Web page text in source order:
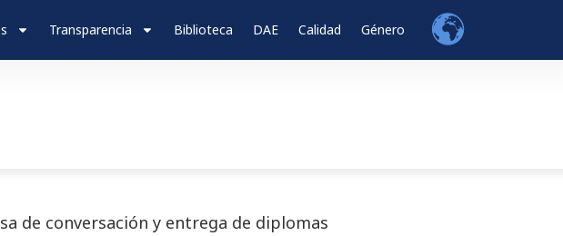
Transparencia Biblioteca DAE Calidad Género
de conversación y entrega de diplomas